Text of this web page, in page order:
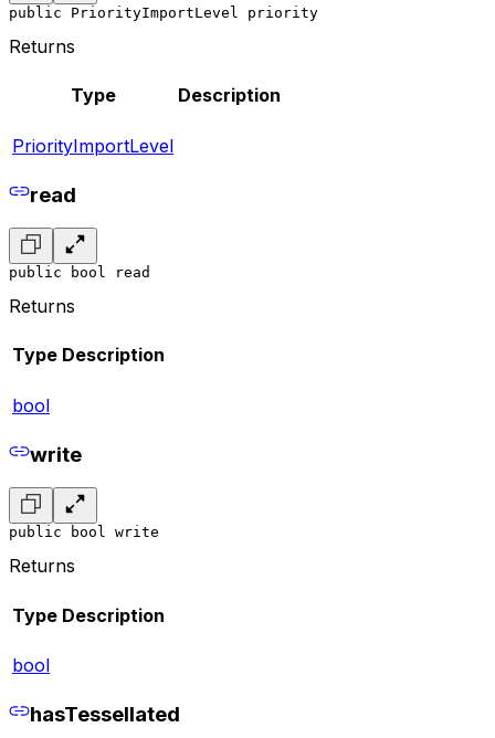
public PriorityImportLevel priority
Returns
Type Description
PriorityImportLevel
read
public bool read
Returns
Type Description
bool
write
public bool write
Returns
Type Description
bool
hasTessellated